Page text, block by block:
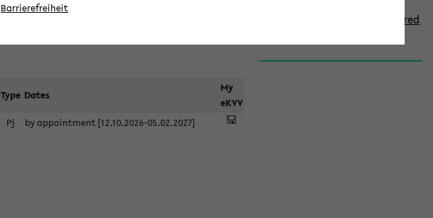
Type Dates
My
eKVV
Pj by appointment [12.10.2026-05.02.2027]
How to indicate courses offered
Barrierefreiheit